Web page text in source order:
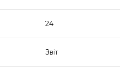
24
Звіт